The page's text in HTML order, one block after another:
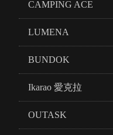
CAMPING ACE
LUMENA
BUNDOK
Ikarao 愛克拉
OUTASK